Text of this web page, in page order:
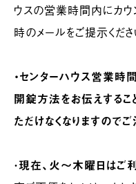
ウスの営業時間内にカウ
時のメールをご提示くださ
・センターハウス営業時
開錠方法をお伝えするこ
ただけなくなりますのでご
・現在、 火〜木曜日はご